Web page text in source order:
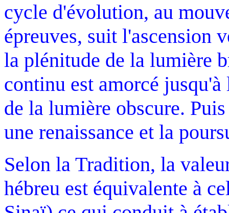
cycle d'évolution, au
épreuves, suit l'ascension
la plénitude de la lumière
continu est amorcé
de la lumière obscure.
une renaissance et la
Selon la Tradition, la
hébreu est équivalente à